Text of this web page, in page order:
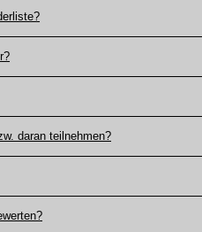
daran teilnehmen?